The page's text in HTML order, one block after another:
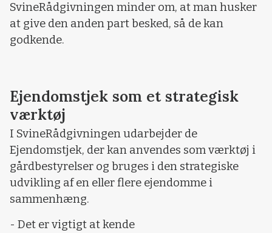
SvineRådgivningen minder om, at man husker
at give den anden part besked, så de kan
godkende.
Ejendomstjek som et strategisk
værktøj
I SvineRådgivningen udarbejder de
Ejendomstjek, der kan anvendes som værktøj i
gårdbestyrelser og bruges i den strategiske
udvikling af en eller flere ejendomme i
sammenhæng.
- Det er vigtigt at kende